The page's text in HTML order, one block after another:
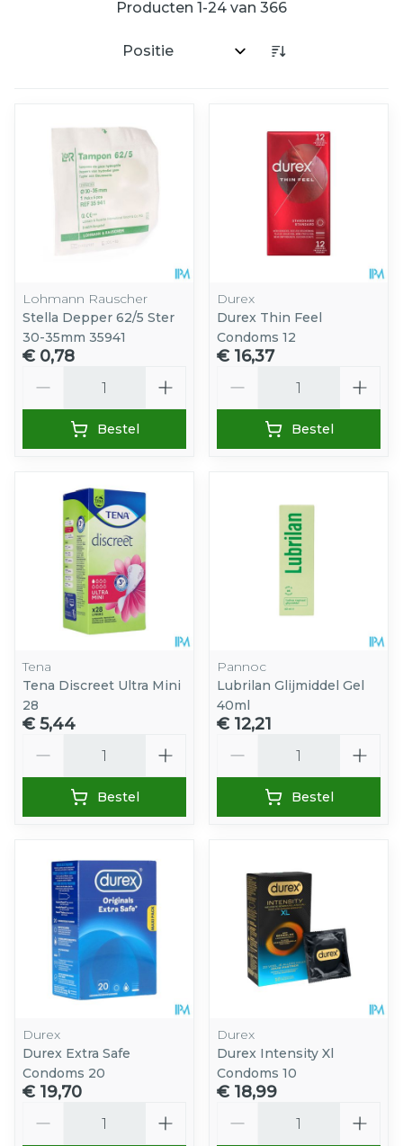
Producten 1 -24 van 366
Sorteer op:
Lohmann Rauscher
Stella Depper 62/5 Ster
30-35mm 35941
€ 0,78
Bestel
Durex
Durex Thin Feel
Condoms 12
€ 16,37
Bestel
Tena
Tena Discreet Ultra Mini
28
€ 5,44
Bestel
Pannoc
Lubrilan Glijmiddel Gel
40ml
€ 12,21
Bestel
Durex
Durex Extra Safe
Condoms 20
€ 19,70
Durex
Durex Intensity Xl
Condoms 10
€ 18,99